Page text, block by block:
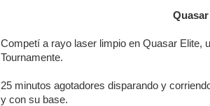
Competí a rayo laser limpio en Quasar Elite,
Tournamente.
25 minutos agotadores disparando y
y con su base.